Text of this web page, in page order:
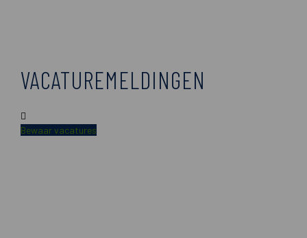
VACATUREMELDINGEN
Bewaar vacatures